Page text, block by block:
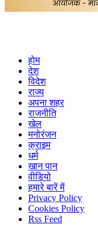
होम
देश
विदेश
राज्य
अपना शहर
राजनीति
खेल
मनोरंजन
क्राइम
धर्म
खान पान
वीडियो
हमारे बारें में
Privacy Policy
Cookies Policy
Rss Feed